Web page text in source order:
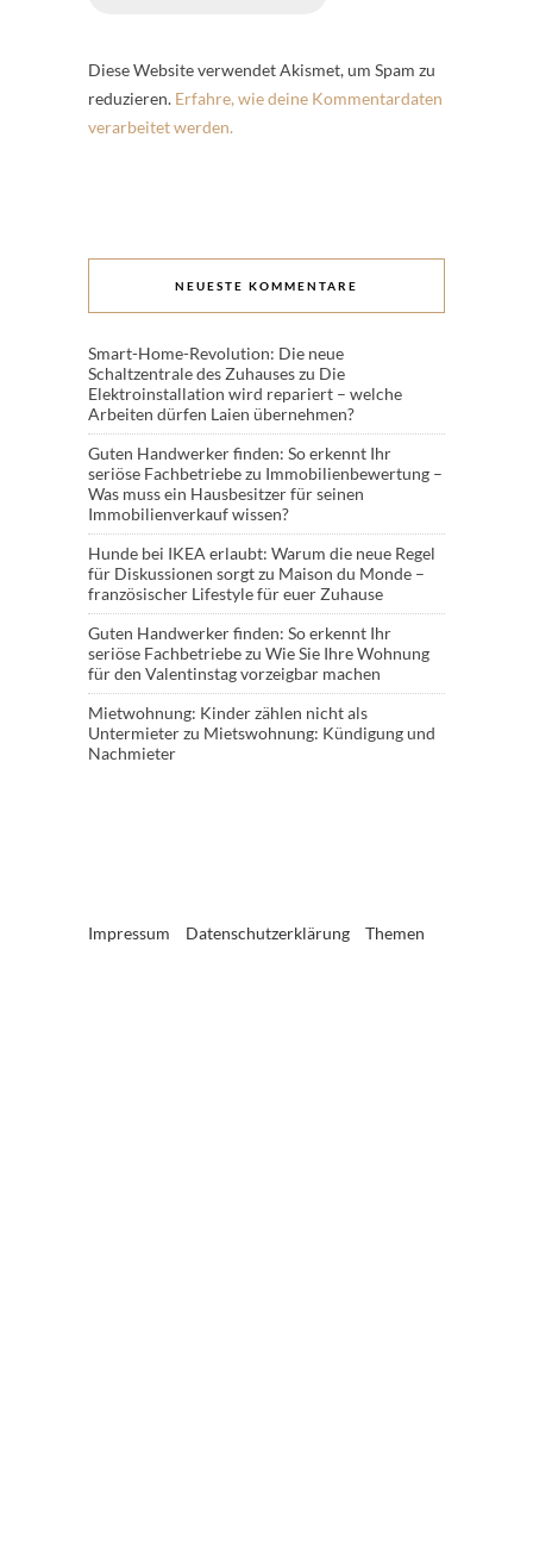
Diese Website verwendet Akismet, um Spam zu
reduzieren. Erfahre, wie deine Kommentardaten
verarbeitet werden.
NEUESTE KOMMENTARE
Smart-Home-Revolution: Die neue
Schaltzentrale des Zuhauseszu Die
Elektroinstallation wird repariert – welche
Arbeiten dürfen Laien übernehmen?
Guten Handwerker finden: So erkennt Ihr
seriöse Fachbetriebezu Immobilienbewertung –
Was muss ein Hausbesitzer für seinen
Immobilienverkauf wissen?
Hunde bei IKEA erlaubt: Warum die neue Regel
für Diskussionen sorgtzu Maison du Monde –
französischer Lifestyle für euer Zuhause
Guten Handwerker finden: So erkennt Ihr
seriöse Fachbetriebezu Wie Sie Ihre Wohnung
für den Valentinstag vorzeigbar machen
Mietwohnung: Kinder zählen nicht als
Untermieterzu Mietswohnung: Kündigung und
Nachmieter
Impressum Datenschutzerklärung Themen